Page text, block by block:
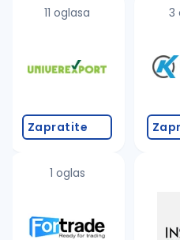
proverite
promenite
11 oglasa
Zapratite
1 oglas
3